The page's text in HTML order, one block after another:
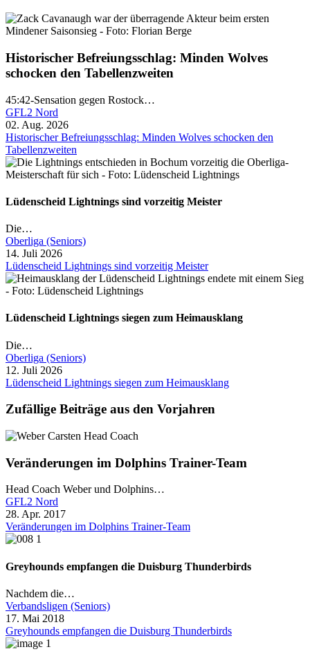
Historischer Befreiungsschlag: Minden Wolves
schocken den Tabellenzweiten
45:42-Sensation gegen Rostock…
GFL2 Nord
02. Aug. 2026
Historischer Befreiungsschlag: Minden Wolves schocken den
Tabellenzweiten
Lüdenscheid Lightnings sind vorzeitig Meister
Die…
Oberliga (Seniors)
14. Juli 2026
Lüdenscheid Lightnings sind vorzeitig Meister
Lüdenscheid Lightnings siegen zum Heimausklang
Die…
Oberliga (Seniors)
12. Juli 2026
Lüdenscheid Lightnings siegen zum Heimausklang
Zufällige Beiträge aus den Vorjahren
Veränderungen im Dolphins Trainer-Team
Head Coach Weber und Dolphins…
GFL2 Nord
28. Apr. 2017
Veränderungen im Dolphins Trainer-Team
Greyhounds empfangen die Duisburg Thunderbirds
Nachdem die…
Verbandsligen (Seniors)
17. Mai 2018
Greyhounds empfangen die Duisburg Thunderbirds